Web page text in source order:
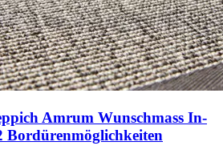
Amrum Wunschmass In-